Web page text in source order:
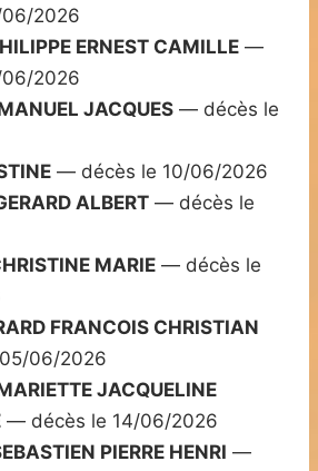
2026
ERNEST CAMILLE —
2026
JACQUES — décès le
— décès le 10/06/2026
ALBERT — décès le
MARIE — décès le
FRANCOIS CHRISTIAN
06/2026
JACQUELINE
— décès le 14/06/2026
PIERRE HENRI —